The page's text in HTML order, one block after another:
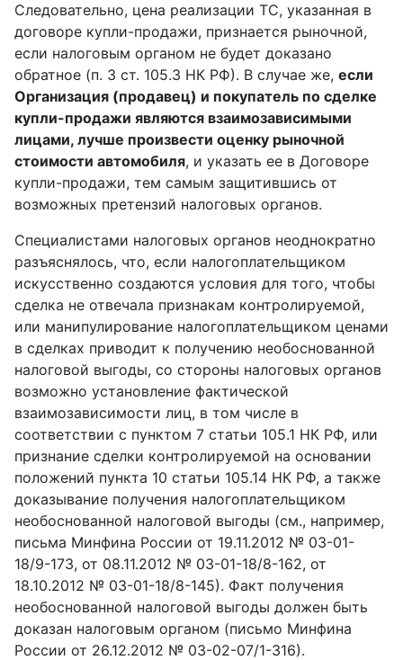
Следовательно, цена реализации ТС, указанная в
договоре купли-продажи, признается рыночной,
если налоговым органом не будет доказано
обратное (п. 3 ст. 105.3 НК РФ). В случае же, если
Организация (продавец) и покупатель по сделке
купли-продажи являются взаимозависимыми
лицами, лучше произвести оценку рыночной
стоимости автомобиля, и указать ее в Договоре
купли-продажи, тем самым защитившись от
возможных претензий налоговых органов.
Специалистами налоговых органов неоднократно
разъяснялось, что, если налогоплательщиком
искусственно создаются условия для того, чтобы
сделка не отвечала признакам контролируемой,
или манипулирование налогоплательщиком ценами
в сделках приводит к получению необоснованной
налоговой выгоды, со стороны налоговых органов
возможно установление фактической
взаимозависимости лиц, в том числе в
соответствии с пунктом 7 статьи 105.1 НК РФ, или
признание сделки контролируемой на основании
положений пункта 10 статьи 105.14 НК РФ, а также
доказывание получения налогоплательщиком
необоснованной налоговой выгоды (см., например,
письма Минфина России от 19.11.2012 № 03-01-
18/9-173, от 08.11.2012 № 03-01-18/8-162, от
18.10.2012 № 03-01-18/8-145). Факт получения
необоснованной налоговой выгоды должен быть
доказан налоговым органом (письмо Минфина
России от 26.12.2012 № 03-02-07/1-316).